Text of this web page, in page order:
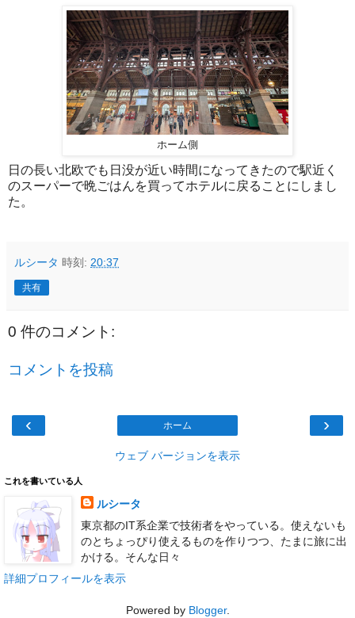
ホーム側
日の長い北欧でも日没が近い時間になってきたので駅近く
のスーパーで晩ごはんを買ってホテルに戻ることにしまし
た。
ルシータ 時刻: 20:37
共有
0 件のコメント:
コメントを投稿
‹ ›
ホーム
ウェブ バージョンを表示
これを書いている人
ルシータ
東京都のIT系企業で技術者をやっている。使えないも
のとちょっぴり使えるものを作りつつ、たまに旅に出
かける。そんな日々
詳細プロフィールを表示
Powered by Blogger.